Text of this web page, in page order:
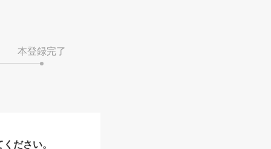
本登録完了
ださい。